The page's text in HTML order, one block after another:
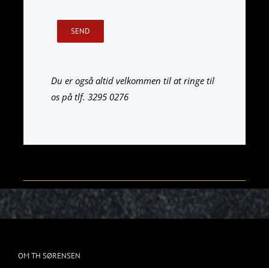
leave
this
Du er også altid velkommen til at ringe til
os på tlf. 3295 0276
OM TH SØRENSEN